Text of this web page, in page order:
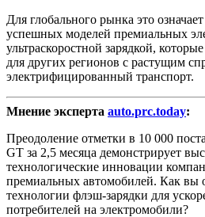
Для глобального рынка это
успешных моделей премиальных
ультраскоростной зарядкой,
для других регионов с растущим
электрифицированный транспорт.
Мнение эксперта auto.prc.today:
Преодоление отметки в 10 000
GT за 2,5 месяца демонстрирует
технологические инновации
премиальных автомобилей. Как вы
технологии флэш-зарядки для
потребителей на электромобили?